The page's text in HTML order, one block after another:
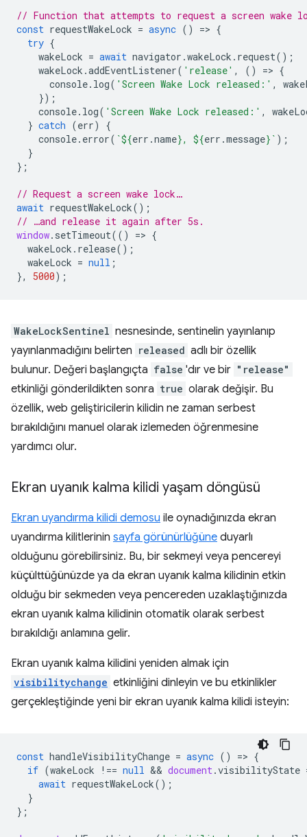
// Function that attempts to request a screen wake
const requestWakeLock = async () => {
try {
wakeLock = await navigator .wakeLock . request();
wakeLock .addEventListener( 'release' , () => {
console. log( 'Screen Wake Lock released:' ,
});
console. log( 'Screen Wake Lock released:' ,
} catch (err)
{
console. error( `${err .name}, ${err .message} ` );
}
};
// Request a screen wake lock…
await requestWakeLock();
// …and release it again after 5s.
window. setTimeout(() => {
wakeLock . release();
wakeLock = null ;
},
5000);
WakeLockSentinel nesnesinde, sentinelin yayınlanıp
yayınlanmadığını belirten released adlı bir özellik
bulunur. Değeri başlangıçta false 'dır ve bir "release"
etkinliği gönderildikten sonra true olarak değişir. Bu
özellik, web geliştiricilerin kilidin ne zaman serbest
bırakıldığını manuel olarak izlemeden öğrenmesine
yardımcı olur.
Ekran uyanık kalma kilidi yaşam döngüsü
Ekran uyandırma kilidi demosu ile oynadığınızda ekran
uyandırma kilitlerinin sayfa görünürlüğüne duyarlı
olduğunu görebilirsiniz. Bu, bir sekmeyi veya pencereyi
küçülttüğünüzde ya da ekran uyanık kalma kilidinin etkin
olduğu bir sekmeden veya pencereden uzaklaştığınızda
ekran uyanık kalma kilidinin otomatik olarak serbest
bırakıldığı anlamına gelir.
Ekran uyanık kalma kilidini yeniden almak için
visibilitychange etkinliğini dinleyin ve bu etkinlikler
gerçekleştiğinde yeni bir ekran uyanık kalma kilidi isteyin:
const handleVisibilityChange = async () => {
if (wakeLock !== null && document.visibilityState
await requestWakeLock();
}
};